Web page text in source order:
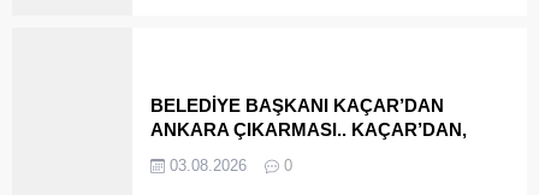
BELEDİYE BAŞKANI KAÇAR’DAN
ANKARA ÇIKARMASI.. KAÇAR’DAN,
03.08.2026 0